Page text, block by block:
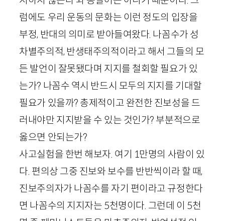
럼에도 우리 운동의 문화는 이런 정도의 입장을
부정, 반대의 의미로 받아들여왔다. 나꼼수가 성
차별주의적, 반생태주의적이라고 해서 그들의 모
든 발언이 잘못됐다며 지지를 철회할 필요가 있
는가? 나꼼수 역시 반드시 모두의 지지를 기대할
필요가 있을까? 총제적이고 완전한 진보성을 드
러내야만 지지받을 수 있는 것인가? 부분적으로
옳으면 안되는가?
사고실험을 한번 해보자. 여기 1만명의 사람이 있
다. 편의상 그중 진보와 보수를 반반씩이라 할 때,
진보주의자가 나꼼수를 자기 편이라고 규정한다
면 나꼼수의 지지자는 5천명이다. 그런데 이 5천